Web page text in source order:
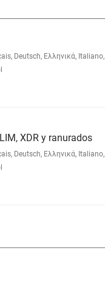
Deutsch, Ελληνικά, Italiano,
XDR y ranurados
Deutsch, Ελληνικά, Italiano,